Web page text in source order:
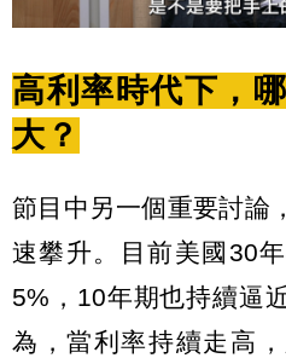
高利率時代下，
大？
節目中另一個重要討論
速攀升。目前美國30
5%，10年期也持續逼
為，當利率持續走高